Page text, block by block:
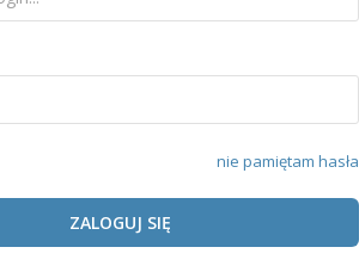
nie pamiętam hasła
ZALOGUJ SIĘ